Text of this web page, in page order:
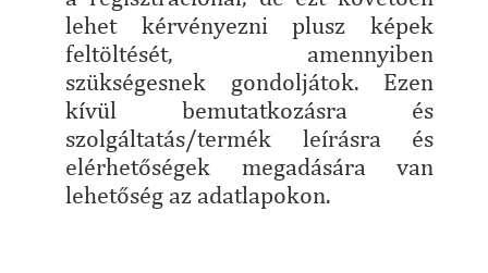
lehet kérvényezni plusz képek
feltöltését, amennyiben
szükségesnek gondoljátok. Ezen
kívül bemutatkozásra és
szolgáltatás/termék leírásra és
elérhetőségek megadására van
lehetőség az adatlapokon.